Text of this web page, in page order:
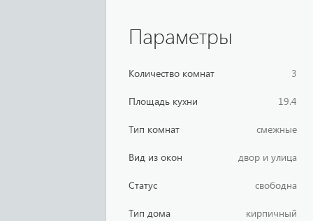
Параметры
Количество комнат 3
Площадь кухни 19.4
Тип комнат смежные
Вид из окон двор и улица
Статус свободна
Тип дома кирпичный